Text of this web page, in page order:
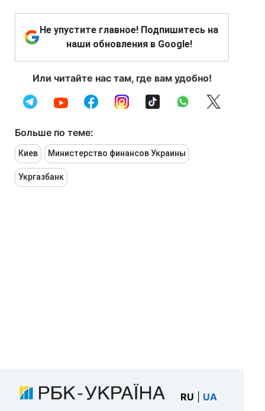
Не упустите главное! Подпишитесь на
наши обновления в Google!
Или читайте нас там, где вам удобно!
Больше по теме:
Киев Министерство финансов Украины
Укргазбанк
RU UA